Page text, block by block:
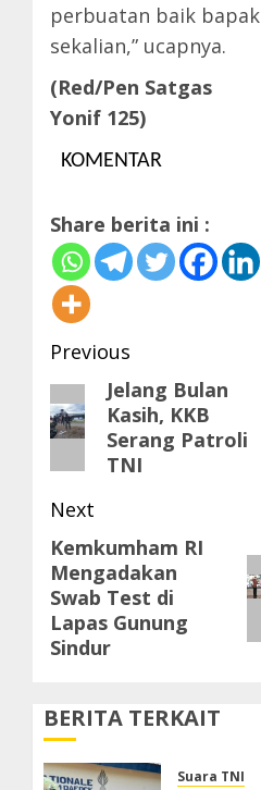
perbuatan baik bapak
sekalian,” ucapnya.
(Red/Pen Satgas
Yonif 125)
KOMENTAR
Share berita ini :
Post
navigation
Previous
Previous
post:
Jelang Bulan
Kasih, KKB
Serang Patroli
TNI
Next
Next
post:
Kemkumham RI
Mengadakan
Swab Test di
Lapas Gunung
Sindur
BERITA TERKAIT
Suara TNI